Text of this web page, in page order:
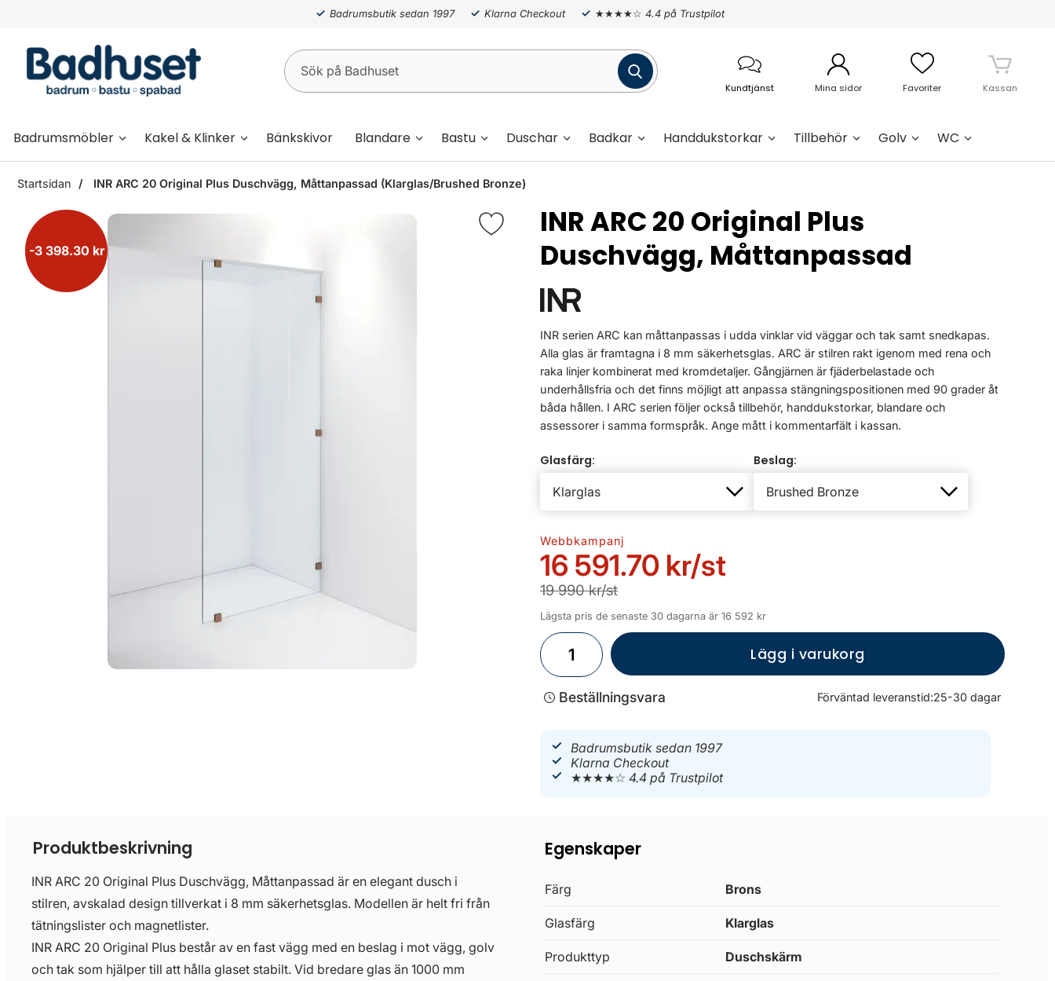
Badrumsbutik sedan 1997 Klarna Checkout ★★★★☆ 4.4 på Trustpilot
Kundtjänst Mina sidor Favoriter Kassan
Badrumsmöbler Kakel & Klinker Bänkskivor Blandare Bastu Duschar Badkar Handdukstorkar Tillbehör Golv WC
Startsidan INR ARC 20 Original Plus Duschvägg, Måttanpassad (Klarglas/Brushed Bronze)
-3 398.30 kr
INR ARC 20 Original Plus
Duschvägg, Måttanpassad
INR serien ARC kan måttanpassas i udda vinklar vid väggar och tak samt snedkapas.
Alla glas är framtagna i 8 mm säkerhetsglas. ARC är stilren rakt igenom med rena och
raka linjer kombinerat med kromdetaljer. Gångjärnen är fjäderbelastade och
underhållsfria och det finns möjligt att anpassa stängningspositionen med 90 grader åt
båda hållen. I ARC serien följer också tillbehör, handdukstorkar, blandare och
assessorer i samma formspråk. Ange mått i kommentarfält i kassan.
Glasfärg: Beslag:
Webbkampanj
16 591.70 kr/st
19 990 kr/st
Lägsta pris de senaste 30 dagarna är 16 592 kr
Lägg i varukorg
Beställningsvara Förväntad leveranstid:25-30 dagar
Badrumsbutik sedan 1997
Klarna Checkout
★★★★☆4.4 på Trustpilot
Produktbeskrivning
INR ARC 20 Original Plus Duschvägg, Måttanpassad är en elegant dusch i
stilren, avskalad design tillverkat i 8 mm säkerhetsglas. Modellen är helt fri från
tätningslister och magnetlister.
INR ARC 20 Original Plus består av en fast vägg med en beslag i mot vägg, golv
och tak som hjälper till att hålla glaset stabilt. Vid bredare glas än 1000 mm
Egenskaper
Färg Brons
Glasfärg Klarglas
Produkttyp Duschskärm